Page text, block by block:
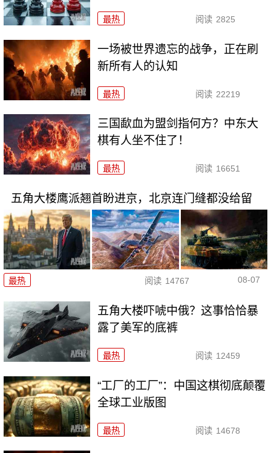
最热 阅读 2825
一场被世界遗忘的战争，正在刷
新所有人的认知
最热 阅读 22219
三国歃血为盟剑指何方？中东大
棋有人坐不住了！
最热 阅读 16651
五角大楼鹰派翘首盼进京，北京连门缝都没给留
最热 阅读 14767 08-07
五角大楼吓唬中俄？这事恰恰暴
露了美军的底裤
最热 阅读 12459
“工厂的工厂”：中国这棋彻底颠覆
全球工业版图
最热 阅读 14678